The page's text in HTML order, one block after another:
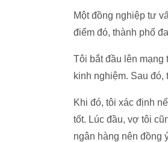
Một đồng nghiệp tư
điểm đó, thành phố
Tôi bắt đầu lên mạng
kinh nghiệm. Sau
Khi đó, tôi xác định
tốt. Lúc đầu, vợ tôi
ngân hàng nên đồng